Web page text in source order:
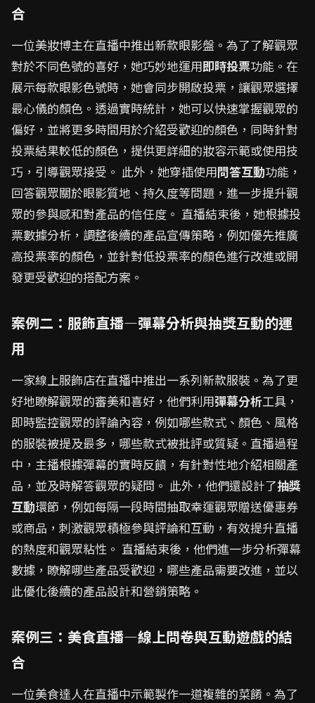
合
一位美妝博主在直播中推出新款眼影盤。為了了解觀眾
對於不同色號的喜好，她巧妙地運用即時投票功能。在
展示每款眼影色號時，她會同步開啟投票，讓觀眾選擇
最心儀的顏色。透過實時統計，她可以快速掌握觀眾的
偏好，並將更多時間用於介紹受歡迎的顏色，同時針對
投票結果較低的顏色，提供更詳細的妝容示範或使用技
巧，引導觀眾接受。 此外，她穿插使用問答互動功能，
回答觀眾關於眼影質地、持久度等問題，進一步提升觀
眾的參與感和對產品的信任度。 直播結束後，她根據投
票數據分析，調整後續的產品宣傳策略，例如優先推廣
高投票率的顏色，並針對低投票率的顏色進行改進或開
發更受歡迎的搭配方案。
案例二：服飾直播—彈幕分析與抽獎互動的運
用
一家線上服飾店在直播中推出一系列新款服裝。為了更
好地瞭解觀眾的審美和喜好，他們利用彈幕分析工具，
即時監控觀眾的評論內容，例如哪些款式、顏色、風格
的服裝被提及最多，哪些款式被批評或質疑。直播過程
中，主播根據彈幕的實時反饋，有針對性地介紹相關產
品，並及時解答觀眾的疑問。 此外，他們還設計了抽獎
互動環節，例如每隔一段時間抽取幸運觀眾贈送優惠券
或商品，刺激觀眾積極參與評論和互動，有效提升直播
的熱度和觀眾粘性。 直播結束後，他們進一步分析彈幕
數據，瞭解哪些產品受歡迎，哪些產品需要改進，並以
此優化後續的產品設計和營銷策略。
案例三：美食直播—線上問卷與互動遊戲的結
合
一位美食達人在直播中示範製作一道複雜的菜餚。為了